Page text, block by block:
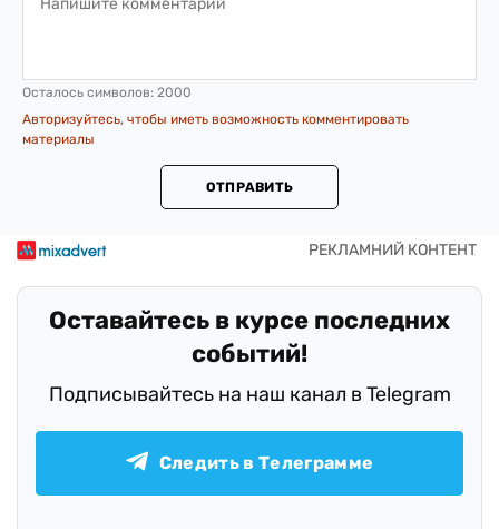
Осталось символов: 2000
Авторизуйтесь, чтобы иметь возможность комментировать
материалы
ОТПРАВИТЬ
Оставайтесь в курсе последних
событий!
Подписывайтесь на наш канал в Telegram
Следить в Телеграмме